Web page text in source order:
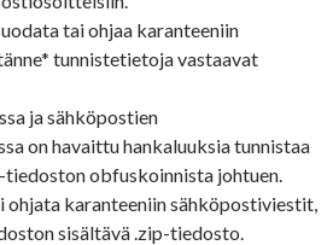
tai ohjaa karanteeniin
tunnistetietoja vastaavat
ja sähköpostien
on havaittu hankaluuksia tunnistaa
obfuskoinnista johtuen.
ohjata karanteeniin sähköpostiviestit,
sisältävä .zip-tiedosto.